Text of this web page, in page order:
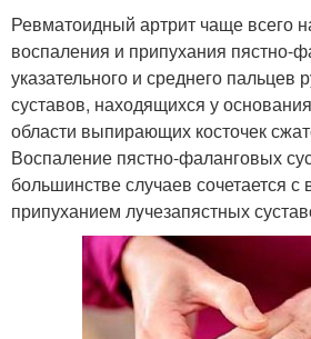
Ревматоидный артрит чаще всего
воспаления и припухания пястно-
указательного и среднего пальцев
суставов, находящихся у
области выпирающих косточек
Воспаление пястно-фаланговых
большинстве случаев сочетается
припуханием лyчезапястных